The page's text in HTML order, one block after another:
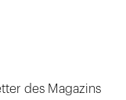
des Magazins